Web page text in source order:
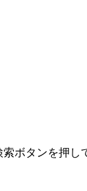
ボタンを押し